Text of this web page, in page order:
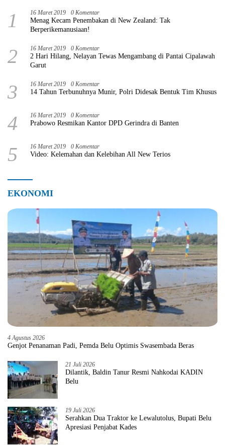
1 16 Maret 2019 0 Komentar
Menag Kecam Penembakan di New Zealand: Tak
Berperikemanusiaan!
2 16 Maret 2019 0 Komentar
2 Hari Hilang, Nelayan Tewas Mengambang di Pantai Cipalawah
Garut
3 16 Maret 2019 0 Komentar
14 Tahun Terbunuhnya Munir, Polri Didesak Bentuk Tim Khusus
4 16 Maret 2019 0 Komentar
Prabowo Resmikan Kantor DPD Gerindra di Banten
5 16 Maret 2019 0 Komentar
Video: Kelemahan dan Kelebihan All New Terios
EKONOMI
4 Agustus 2026
Genjot Penanaman Padi, Pemda Belu Optimis Swasembada Beras
21 Juli 2026
Dilantik, Baldin Tanur Resmi Nahkodai KADIN
Belu
19 Juli 2026
Serahkan Dua Traktor ke Lewalutolus, Bupati Belu
Apresiasi Penjabat Kades